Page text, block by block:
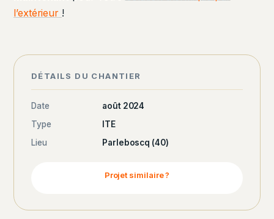
l’extérieur !
DÉTAILS DU CHANTIER
Date
août 2024
Type
ITE
Lieu
Parleboscq (40)
Projet similaire ?